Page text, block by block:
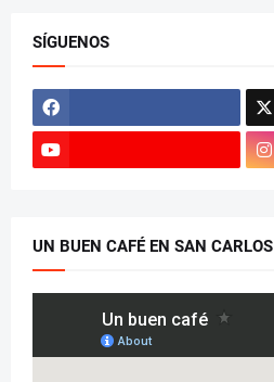
SÍGUENOS
UN BUEN CAFÉ EN SAN CARLOS